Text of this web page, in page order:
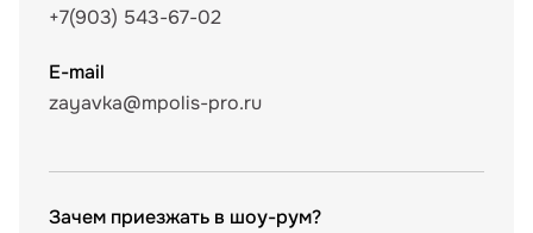
+7(903) 543-67-02
E-mail
zayavka@mpolis-pro.ru
Зачем приезжать в шоу-рум?